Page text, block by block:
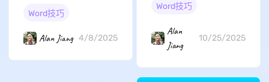
Word技巧
Alan Jiang 4/8/2025
Word技巧
Alan
Jiang
10/25/2025